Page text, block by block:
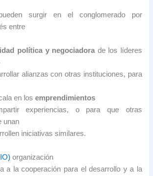
surgir en el conglomerado por
entre
política y negociadora de los líderes
alianzas con otras instituciones, para
en losemprendimientos
experiencias, o para que otras
unan
iniciativas similares.
organización
a la cooperación para el desarrollo y a la